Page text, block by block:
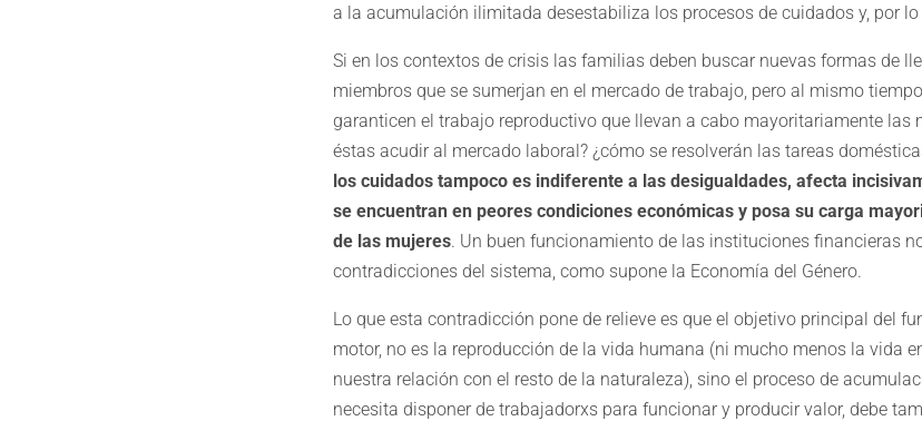
a la acumulación ilimitada desestabiliza los procesos de cuidados y, por
Si en los contextos de crisis las familias deben buscar nuevas formas de
miembros que se sumerjan en el mercado de trabajo, pero al mismo
garanticen el trabajo reproductivo que llevan a cabo mayoritariamente las
éstas acudir al mercado laboral? ¿cómo se resolverán las tareas
los cuidados tampoco es indiferente a las desigualdades, afecta
se encuentran en peores condiciones económicas y posa su carga
de las mujeres. Un buen funcionamiento de las instituciones financieras
contradicciones del sistema, como supone la Economía del Género.
Lo que esta contradicción pone de relieve es que el objetivo principal del
motor, no es la reproducción de la vida humana (ni mucho menos la vida
nuestra relación con el resto de la naturaleza), sino el proceso de
necesita disponer de trabajadorxs para funcionar y producir valor, debe